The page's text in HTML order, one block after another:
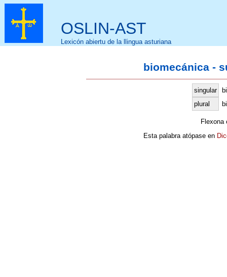
OSLIN-AST
Lexicón abiertu de la llingua asturiana
biomecánica -
singular
plural
Esta palabra atópase en